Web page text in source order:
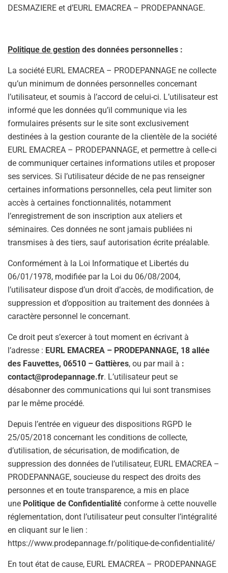
DESMAZIERE et d’EURL EMACREA – PRODEPANNAGE.
Politique de gestion des données personnelles :
La société EURL EMACREA – PRODEPANNAGE ne collecte
qu’un minimum de données personnelles concernant
l’utilisateur, et soumis à l’accord de celui-ci. L’utilisateur est
informé que les données qu’il communique via les
formulaires présents sur le site sont exclusivement
destinées à la gestion courante de la clientèle de la société
EURL EMACREA – PRODEPANNAGE, et permettre à celle-ci
de communiquer certaines informations utiles et proposer
ses services. Si l’utilisateur décide de ne pas renseigner
certaines informations personnelles, cela peut limiter son
accès à certaines fonctionnalités, notamment
l’enregistrement de son inscription aux ateliers et
séminaires. Ces données ne sont jamais publiées ni
transmises à des tiers, sauf autorisation écrite préalable.
Conformément à la Loi Informatique et Libertés du
06/01/1978, modifiée par la Loi du 06/08/2004,
l’utilisateur dispose d’un droit d’accès, de modification, de
suppression et d’opposition au traitement des données à
caractère personnel le concernant.
Ce droit peut s’exercer à tout moment en écrivant à
l’adresse : EURL EMACREA – PRODEPANNAGE, 18 allée
des Fauvettes, 06510 – Gattières, ou par mail à :
contact@prodepannage.fr. L’utilisateur peut se
désabonner des communications qui lui sont transmises
par le même procédé.
Depuis l’entrée en vigueur des dispositions RGPD le
25/05/2018 concernant les conditions de collecte,
d’utilisation, de sécurisation, de modification, de
suppression des données de l’utilisateur, EURL EMACREA –
PRODEPANNAGE, soucieuse du respect des droits des
personnes et en toute transparence, a mis en place
une Politique de Confidentialité conforme à cette nouvelle
réglementation, dont l’utilisateur peut consulter l’intégralité
en cliquant sur le lien :
https://www.prodepannage.fr/politique-de-confidentialité/
En tout état de cause, EURL EMACREA – PRODEPANNAGE